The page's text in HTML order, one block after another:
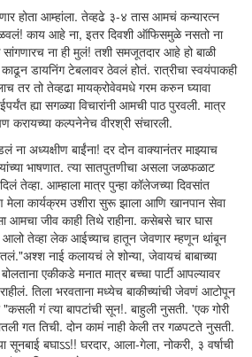
होता आम्हांला. तेव्हढे ३-४ तास आमचं कन्यारत्न
काय आहे ना, इतर दिवशी ऑफिसमुळे नसतो ना
ना ही मुलं! तशी समजूतदार आहे हो बाळी
डायनिंग टेबलावर ठेवलं होतं. रात्रीचा स्वयंपाकही
तर तो तेव्हढा मायक्रोवेवमधे गरम करुन घ्यावा
ह्या सगळ्या विचारांनी आमची पाठ पुरवली. मात्र
करायच्या कल्पनेनेच वीरश्री संचारली.
अध्यक्षीण बाईंना! दर दोन वाक्यानंतर माझ्याच
भाषणात. त्या सातपुतणीचा असला जळफळाट
तेव्हा. आम्हाला मात्र पुन्हा कॉलेजच्या दिवसांत
मेला कार्यक्रम उशीरा सुरू झाला आणि खानपान सेवा
जीव काही तिथे राहीना. कसेबसे चार घास
आलो तेव्हा लेक आईच्याच हातून जेवणार म्हणून थांबून
नाई कलायचं ले शोन्या, जेवायचं बाबाच्या
एकीकडे मनात मात्र बच्चा पार्टी आपल्यावर
तिला भरवताना मध्येच बाकीच्यांची जेवणं आटोपून
गं त्या बापटांची सून!. बाहुली नुसती. 'एक गोरी
गत तिची. दोन कामं नाही केली तर गळपटते नुसती.
सूनबाई बघाऽऽ!! घरदार, आला-गेला, नोकरी, ३ वर्षाची